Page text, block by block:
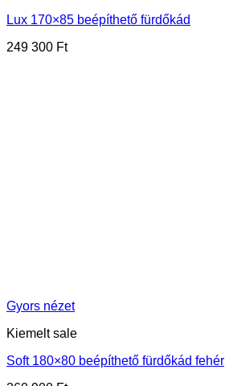
Lux 170×85 beépíthető fürdőkád
249 300 Ft
Gyors nézet
Kiemelt sale
Soft 180×80 beépíthető fürdőkád fehér